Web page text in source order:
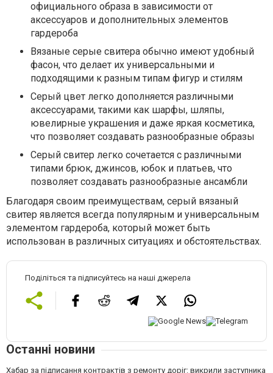
официального образа в зависимости от
аксессуаров и дополнительных элементов
гардероба
Вязаные серые свитера обычно имеют удобный
фасон, что делает их универсальными и
подходящими к разным типам фигур и стилям
Серый цвет легко дополняется различными
аксессуарами, такими как шарфы, шляпы,
ювелирные украшения и даже яркая косметика,
что позволяет создавать разнообразные образы
Серый свитер легко сочетается с различными
типами брюк, джинсов, юбок и платьев, что
позволяет создавать разнообразные ансамбли
Благодаря своим преимуществам, серый вязаный
свитер является всегда популярным и универсальным
элементом гардероба, который может быть
использован в различных ситуациях и обстоятельствах.
Поділіться та підписуйтесь на наші джерела
Останні новини
Хабар за підписання контрактів з ремонту доріг: викрили заступника